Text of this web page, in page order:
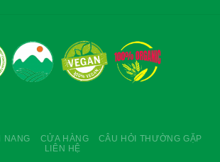
NANG CỬA HÀNG
CÂU HỎI THƯỜNG GẶP
LIÊN HỆ